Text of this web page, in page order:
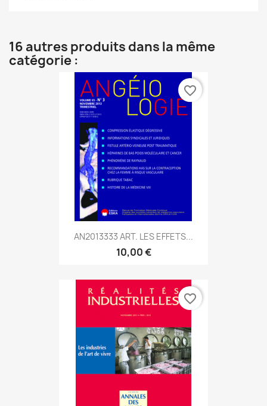
16 autres produits dans la même
catégorie :
AN2013333 ART. LES EFFETS...
10,00 €
favorite_border
favorite_border